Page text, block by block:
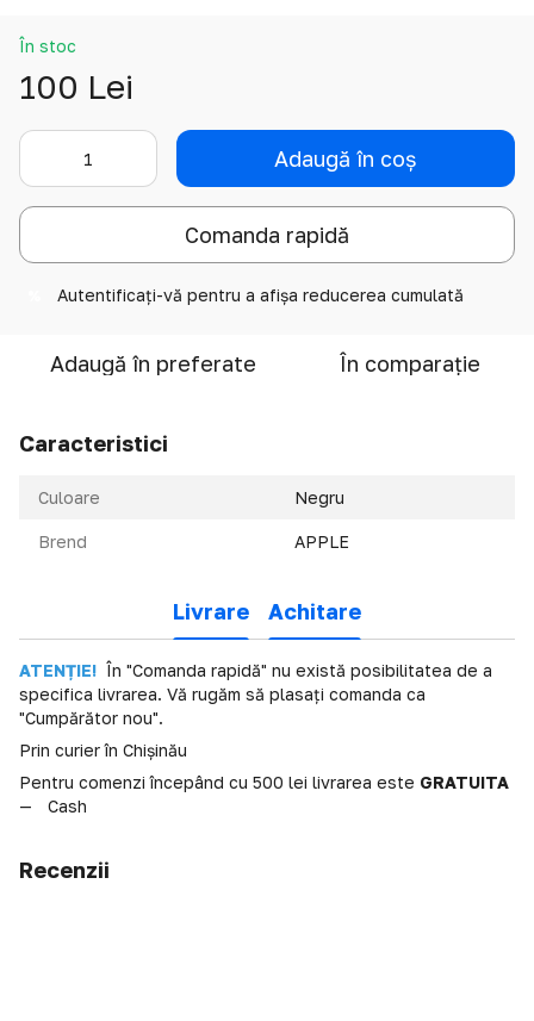
În stoc
100 Lei
Adaugă în coș
Comanda rapidă
Autentificați-vă pentru a afișa reducerea cumulată
Adaugă în preferate În comparație
Caracteristici
Culoare Negru
Brend APPLE
Livrare Achitare
ATENȚIE! În "Comanda rapidă" nu există posibilitatea de a
specifica livrarea. Vă rugăm să plasați comanda ca
"Cumpărător nou".
Prin curier în Chișinău
Pentru comenzi începând cu 500 lei livrarea este GRATUITA
Cash
Recenzii